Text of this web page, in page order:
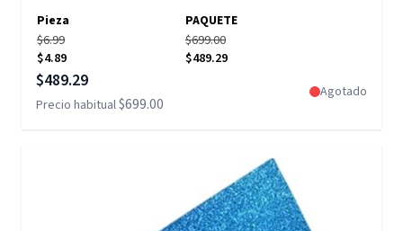
Pieza
PAQUETE
$6.99
$4.89
$699.00
$489.29
Precio especial
$489.29
Precio habitual$699.00
Agotado